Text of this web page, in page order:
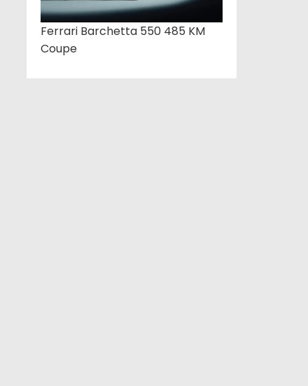
Ferrari Barchetta 550 485 KM
Coupe